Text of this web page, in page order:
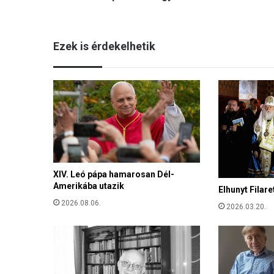
O
á
n
V
i
k
t
o
r
a
z
Ezek is érdekelhetik
XIV. Leó pápa hamarosan Dél-
Amerikába utazik
2026.08.06.
Elhunyt
2026.03.20.